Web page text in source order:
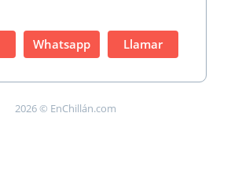
Whatsapp Llamar
2026 © EnChillán.com